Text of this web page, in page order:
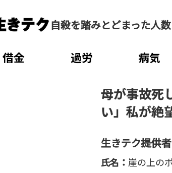
自殺を踏みとどまった人
借金 過労 病気
母が事故死
い」私が絶
生きテク提供者
氏名： 崖の上の